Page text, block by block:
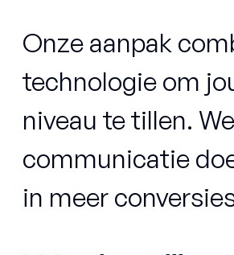
Onze aanpak
technologie om
niveau te tillen.
communicatie
in meer